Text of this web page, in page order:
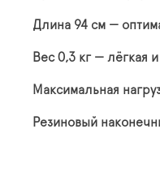
Длина 94 см —
Вес 0,3 кг — лёгкая
Максимальная
Резиновый